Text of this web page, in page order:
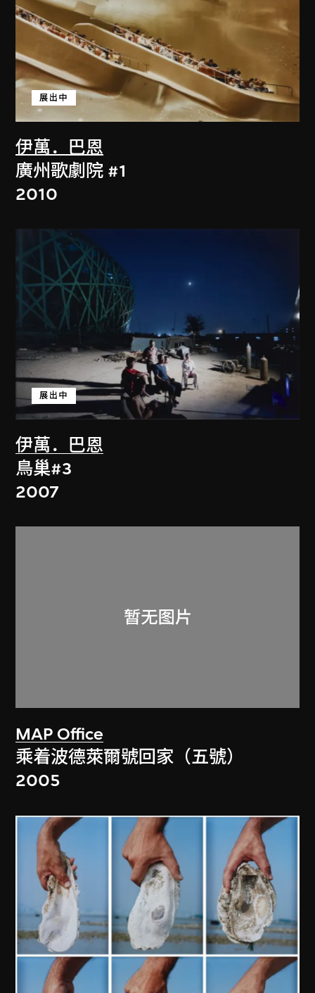
伊萬．巴恩
展出中
廣州歌劇院 #1
2010
伊萬．巴恩
展出中
鳥巢#3
2007
MAP Office
乘着波德萊爾號回家（五號）
2005